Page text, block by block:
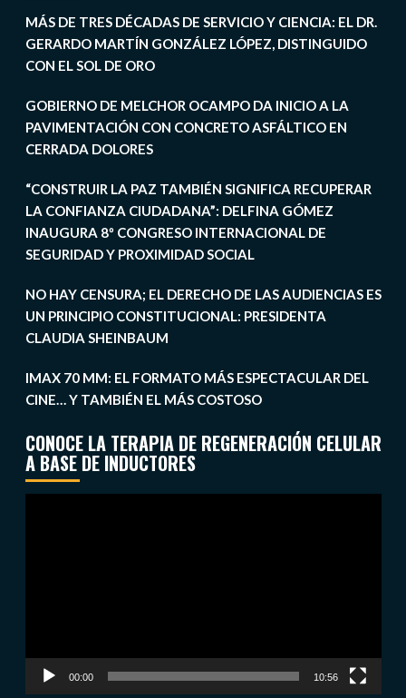
MÁS DE TRES DÉCADAS DE SERVICIO Y CIENCIA: EL DR.
GERARDO MARTÍN GONZÁLEZ LÓPEZ, DISTINGUIDO
CON EL SOL DE ORO
GOBIERNO DE MELCHOR OCAMPO DA INICIO A LA
PAVIMENTACIÓN CON CONCRETO ASFÁLTICO EN
CERRADA DOLORES
“CONSTRUIR LA PAZ TAMBIÉN SIGNIFICA RECUPERAR
LA CONFIANZA CIUDADANA”: DELFINA GÓMEZ
INAUGURA 8º CONGRESO INTERNACIONAL DE
SEGURIDAD Y PROXIMIDAD SOCIAL
NO HAY CENSURA; EL DERECHO DE LAS AUDIENCIAS ES
UN PRINCIPIO CONSTITUCIONAL: PRESIDENTA
CLAUDIA SHEINBAUM
IMAX 70 MM: EL FORMATO MÁS ESPECTACULAR DEL
CINE… Y TAMBIÉN EL MÁS COSTOSO
CONOCE LA TERAPIA DE REGENERACIÓN CELULAR
A BASE DE INDUCTORES
00:00 10:56